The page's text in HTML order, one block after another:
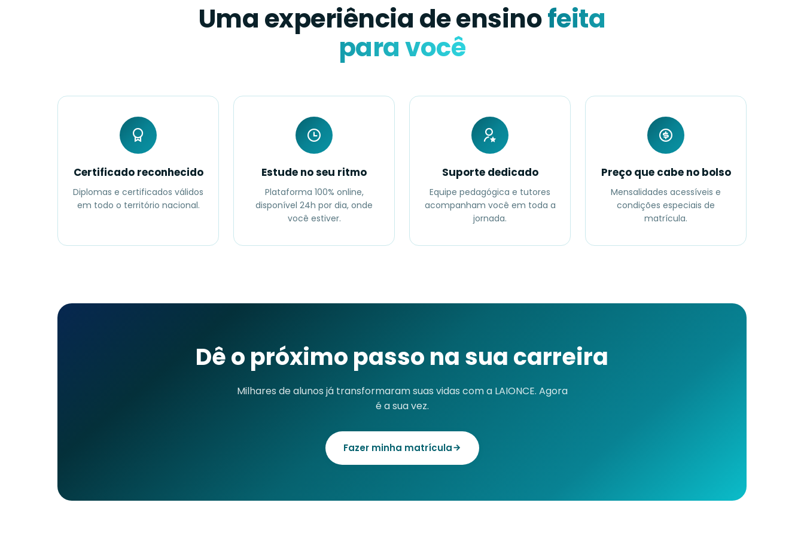
Uma experiência de ensinofeita
para você
Certificado reconhecido
Diplomas e certificados válidos
em todo o território nacional.
Estude no seu ritmo
Plataforma 100% online,
disponível 24h por dia, onde
você estiver.
Suporte dedicado
Equipe pedagógica e tutores
acompanham você em toda a
jornada.
Preço que cabe no bolso
Mensalidades acessíveis e
condições especiais de
matrícula.
Dê o próximo passo na sua carreira
Milhares de alunos já transformaram suas vidas com a LAIONCE. Agora
é a sua vez.
Fazer minha matrícula